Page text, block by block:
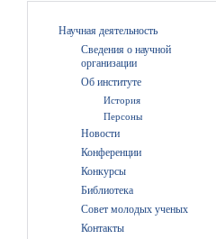
Научная деятельность
Сведения о научной
организации
Об институте
История
Персоны
Новости
Конференции
Конкурсы
Библиотека
Совет молодых ученых
Контакты